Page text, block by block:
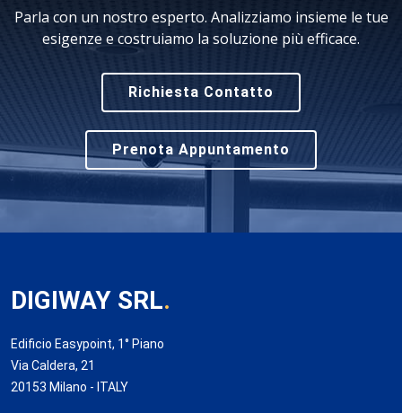
Parla con un nostro esperto. Analizziamo insieme le tue
esigenze e costruiamo la soluzione più efficace.
Richiesta Contatto
Prenota Appuntamento
DIGIWAY SRL.
Edificio Easypoint, 1° Piano
Via Caldera, 21
20153 Milano - ITALY